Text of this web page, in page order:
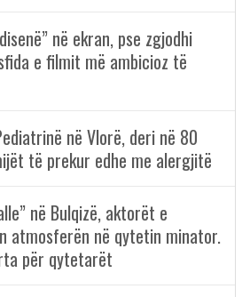
në ekran, pse zgjodhi
e filmit më ambicioz të
në Vlorë, deri në 80
të prekur edhe me alergjitë
në Bulqizë, aktorët e
atmosferën në qytetin minator.
për qytetarët